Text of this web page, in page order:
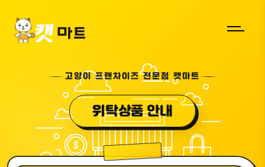
고양이 프랜차이즈 전문점 캣마트
위탁상품 안내